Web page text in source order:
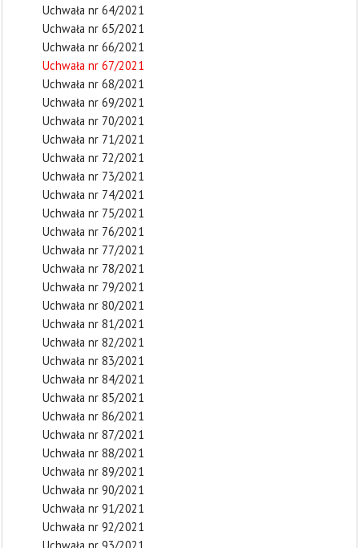
Uchwała nr 64/2021
Uchwała nr 65/2021
Uchwała nr 66/2021
Uchwała nr 67/2021
Uchwała nr 68/2021
Uchwała nr 69/2021
Uchwała nr 70/2021
Uchwała nr 71/2021
Uchwała nr 72/2021
Uchwała nr 73/2021
Uchwała nr 74/2021
Uchwała nr 75/2021
Uchwała nr 76/2021
Uchwała nr 77/2021
Uchwała nr 78/2021
Uchwała nr 79/2021
Uchwała nr 80/2021
Uchwała nr 81/2021
Uchwała nr 82/2021
Uchwała nr 83/2021
Uchwała nr 84/2021
Uchwała nr 85/2021
Uchwała nr 86/2021
Uchwała nr 87/2021
Uchwała nr 88/2021
Uchwała nr 89/2021
Uchwała nr 90/2021
Uchwała nr 91/2021
Uchwała nr 92/2021